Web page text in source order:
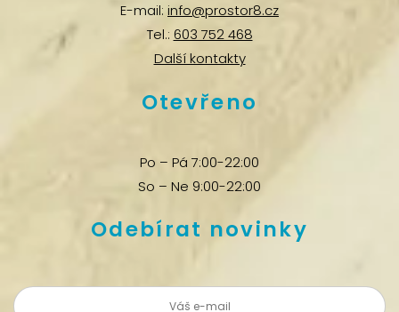
E-mail: info@prostor8.cz
Tel.: 603 752 468
Další kontakty
Otevřeno
Po – Pá 7:00-22:00
So – Ne 9:00-22:00
Odebírat novinky